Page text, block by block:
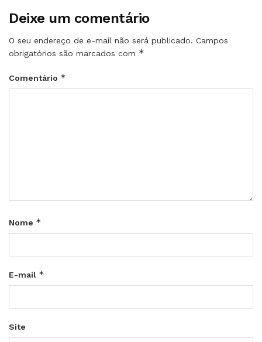
Deixe um comentário
O seu endereço de e-mail não será publicado. Campos
obrigatórios são marcados com *
Comentário *
Nome *
E-mail *
Site